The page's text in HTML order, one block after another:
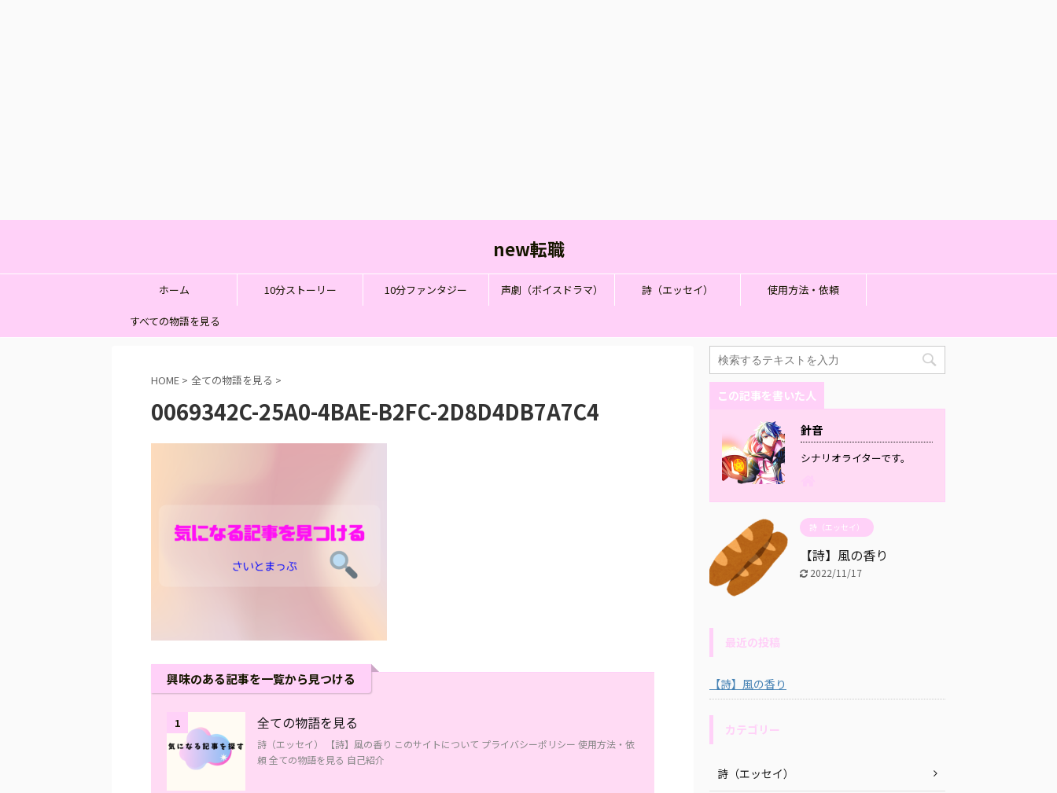
new転職
ホーム 10分ストーリー 10分ファンタジー 声劇（ボイスドラマ） 詩（エッセイ） 使用方法・依頼
すべての物語を見る
HOME > 全ての物語を見る >
0069342C-25A0-4BAE-B2FC-2D8D4DB7A7C4
興味のある記事を一覧から見つける
1 全ての物語を見る
詩（エッセイ） 【詩】風の香り このサイトについて プライバシーポリシー 使用方法・依
頼 全ての物語を見る 自己紹介
この記事を書いた人
針音
シナリオライターです。
詩（エッセイ）
【詩】風の香り
2022/11/17
最近の投稿
【詩】風の香り
カテゴリー
詩（エッセイ）